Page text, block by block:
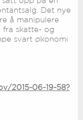
Det nye
å manipulere
fra skatte- og
svart økonomi
2015-06-19-58?